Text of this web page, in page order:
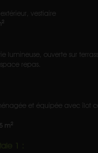
vestiaire
2
lumineuse, ouverte sur
repas.
et équipée avec îlot
m2